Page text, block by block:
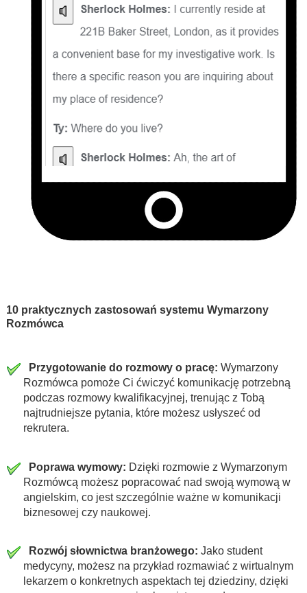
10 praktycznych zastosowań systemu Wymarzony
Rozmówca
Przygotowanie do rozmowy o pracę: Wymarzony
Rozmówca pomoże Ci ćwiczyć komunikację potrzebną
podczas rozmowy kwalifikacyjnej, trenując z Tobą
najtrudniejsze pytania, które możesz usłyszeć od
rekrutera.
Poprawa wymowy: Dzięki rozmowie z Wymarzonym
Rozmówcą możesz popracować nad swoją wymową w
angielskim, co jest szczególnie ważne w komunikacji
biznesowej czy naukowej.
Rozwój słownictwa branżowego: Jako student
medycyny, możesz na przykład rozmawiać z wirtualnym
lekarzem o konkretnych aspektach tej dziedziny, dzięki